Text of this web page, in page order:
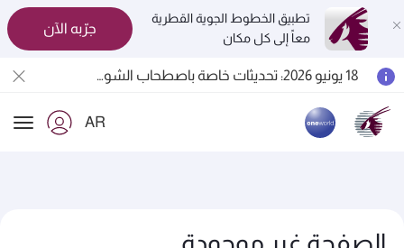
تطبيق الخطوط الجوية القطرية
معاً إلى كل مكان
جرّبه الآن
المسافرون بين الدوحة وأوكلاند على متن الرحلات الجوية رقم QR914 ورقم QR915
18 يونيو 2026: تحديثات خاصة باصطحاب الشواحن المحمولة أثناء السفر
الخطوط الجوية القطرية تعزز شبكة وجهاتها العالمية لتشمل ما يزيد عن 160 وجهة
AR